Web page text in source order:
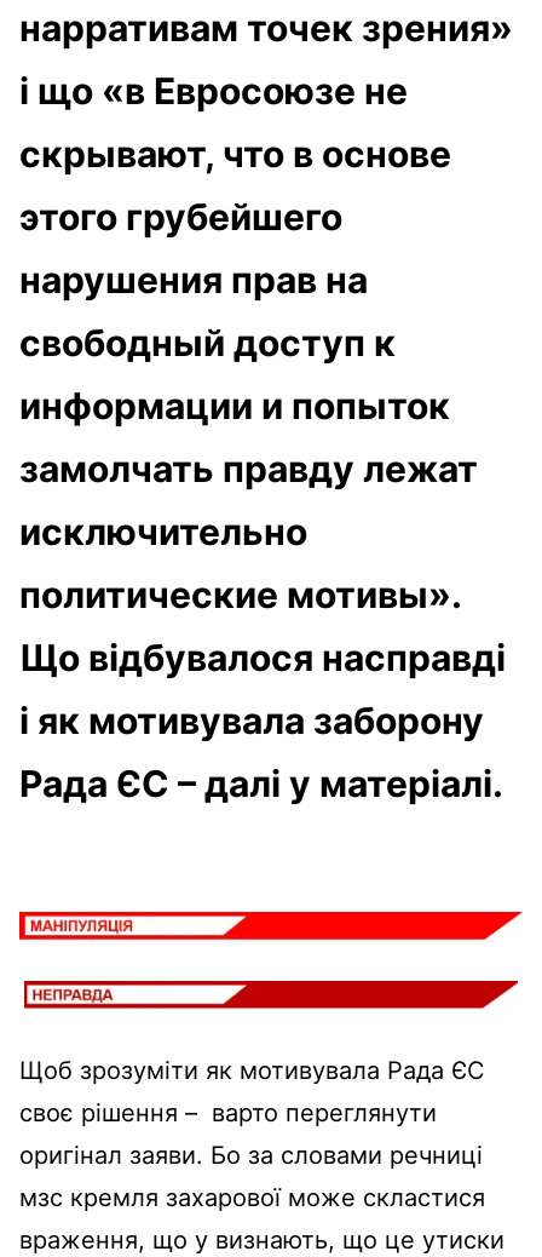
нарративам точек зрения»
і що «в Евросоюзе не
скрывают, что в основе
этого грубейшего
нарушения прав на
свободный доступ к
информации и попыток
замолчать правду лежат
исключительно
политические мотивы».
Що відбувалося насправді
і як мотивувала заборону
Рада ЄС – далі у матеріалі.
Щоб зрозуміти як мотивувала Рада ЄС
своє рішення – варто переглянути
оригінал заяви. Бо за словами речниці
мзс кремля захарової може скластися
враження, що у визнають, що це утиски